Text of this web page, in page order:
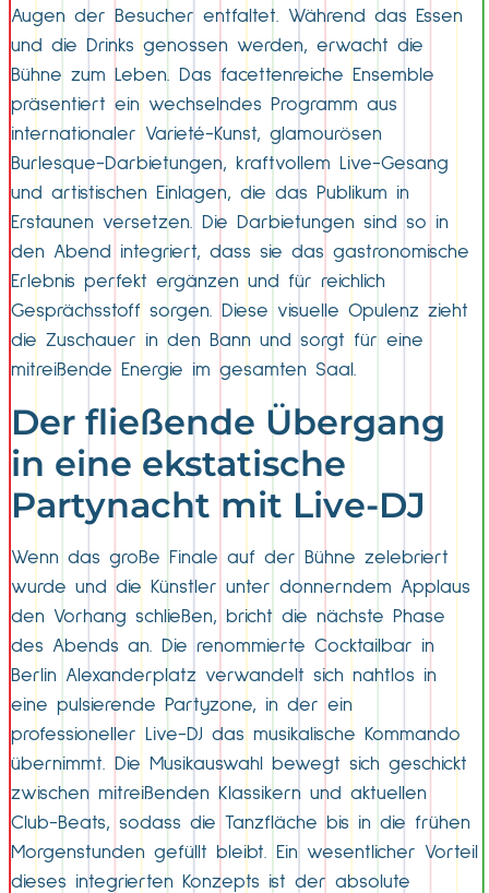
Augen der Besucher entfaltet. Während das Essen
und die Drinks genossen werden, erwacht die
Bühne zum Leben. Das facettenreiche Ensemble
präsentiert ein wechselndes Programm aus
internationaler Varieté-Kunst, glamourösen
Burlesque-Darbietungen, kraftvollem Live-Gesang
und artistischen Einlagen, die das Publikum in
Erstaunen versetzen. Die Darbietungen sind so in
den Abend integriert, dass sie das gastronomische
Erlebnis perfekt ergänzen und für reichlich
Gesprächsstoff sorgen. Diese visuelle Opulenz zieht
die Zuschauer in den Bann und sorgt für eine
mitreißende Energie im gesamten Saal.
Der fließende Übergang
in eine ekstatische
Partynacht mit Live-DJ
Wenn das große Finale auf der Bühne zelebriert
wurde und die Künstler unter donnerndem Applaus
den Vorhang schließen, bricht die nächste Phase
des Abends an. Die renommierte Cocktailbar in
Berlin Alexanderplatz verwandelt sich nahtlos in
eine pulsierende Partyzone, in der ein
professioneller Live-DJ das musikalische Kommando
übernimmt. Die Musikauswahl bewegt sich geschickt
zwischen mitreißenden Klassikern und aktuellen
Club-Beats, sodass die Tanzfläche bis in die frühen
Morgenstunden gefüllt bleibt. Ein wesentlicher Vorteil
dieses integrierten Konzepts ist der absolute